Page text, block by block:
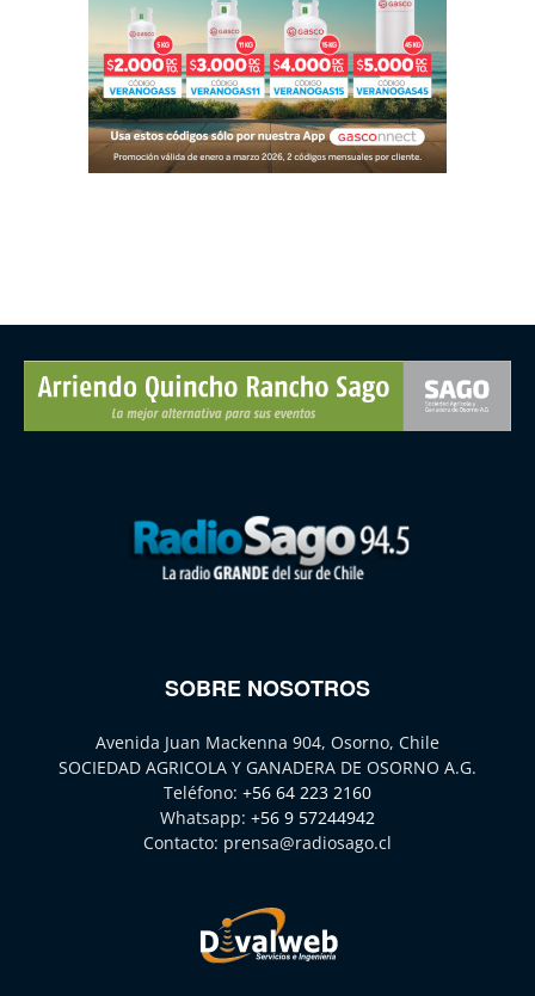
SOBRE NOSOTROS
Avenida Juan Mackenna 904, Osorno, Chile
SOCIEDAD AGRICOLA Y GANADERA DE OSORNO A.G.
Teléfono: +56 64 223 2160
Whatsapp: +56 9 57244942
Contacto: prensa@radiosago.cl